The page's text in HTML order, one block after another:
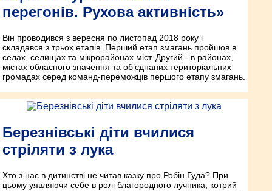
перегонів. Рухова активність»
Він проводився з вересня по листопад 2018 року і
складався з трьох етапів. Перший етап змагань пройшов в
селах, селищах та мікрорайонах міст. Другий - в районах,
містах обласного значення та об’єднаних територіальних
громадах серед команд-переможців першого етапу змагань.
Березнівські діти вчилися
стріляти з лука
Хто з нас в дитинстві не читав казку про Робін Гуда? При
цьому уявляючи себе в ролі благородного лучника, котрий